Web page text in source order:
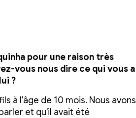
pour une raison très
vous nous dire ce qui vous a
?
à l'âge de 10 mois. Nous avons
et qu'il avait été